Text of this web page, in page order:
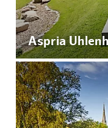
Aspria